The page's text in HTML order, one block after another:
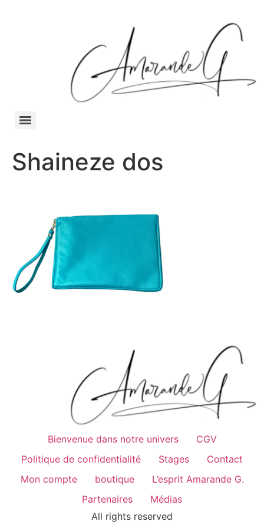
Shaineze dos
Bienvenue dans notre univers
CGV
Politique de confidentialité
Stages
Contact
Mon compte
boutique
L’esprit Amarande G.
Partenaires
Médias
All rights reserved